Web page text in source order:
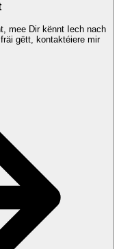
mee Dir kënnt Iech nach
gëtt, kontaktéiere mir